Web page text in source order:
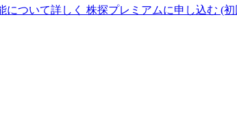
について詳しく 株探プレミアムに申し込む (